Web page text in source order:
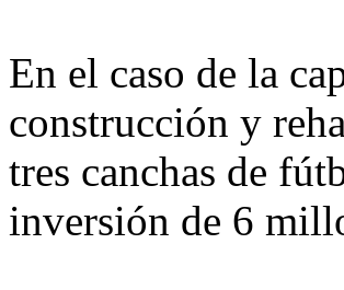
En el caso de la
construcción y
tres canchas de
inversión de 6